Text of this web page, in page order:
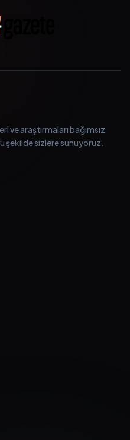
ve araştırmaları bağımsız
şekilde sizlere sunuyoruz.